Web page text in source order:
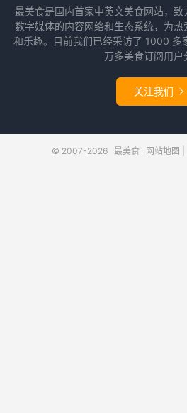
最美食是国内首家中英文美食网站，
数字媒体的内容网络和生态系统，为
和乐趣。目前我们已经采访了 1000 多
万多美食订阅用户
关注我们 
© 2007-2026 最美食 网站地图